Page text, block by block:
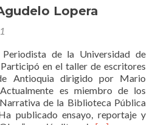
V.
Lopera
de la Universidad de
en el taller de escritores
Antioquia dirigido por Mario
es miembro de los
de la Biblioteca Pública
publicado ensayo, reportaje y